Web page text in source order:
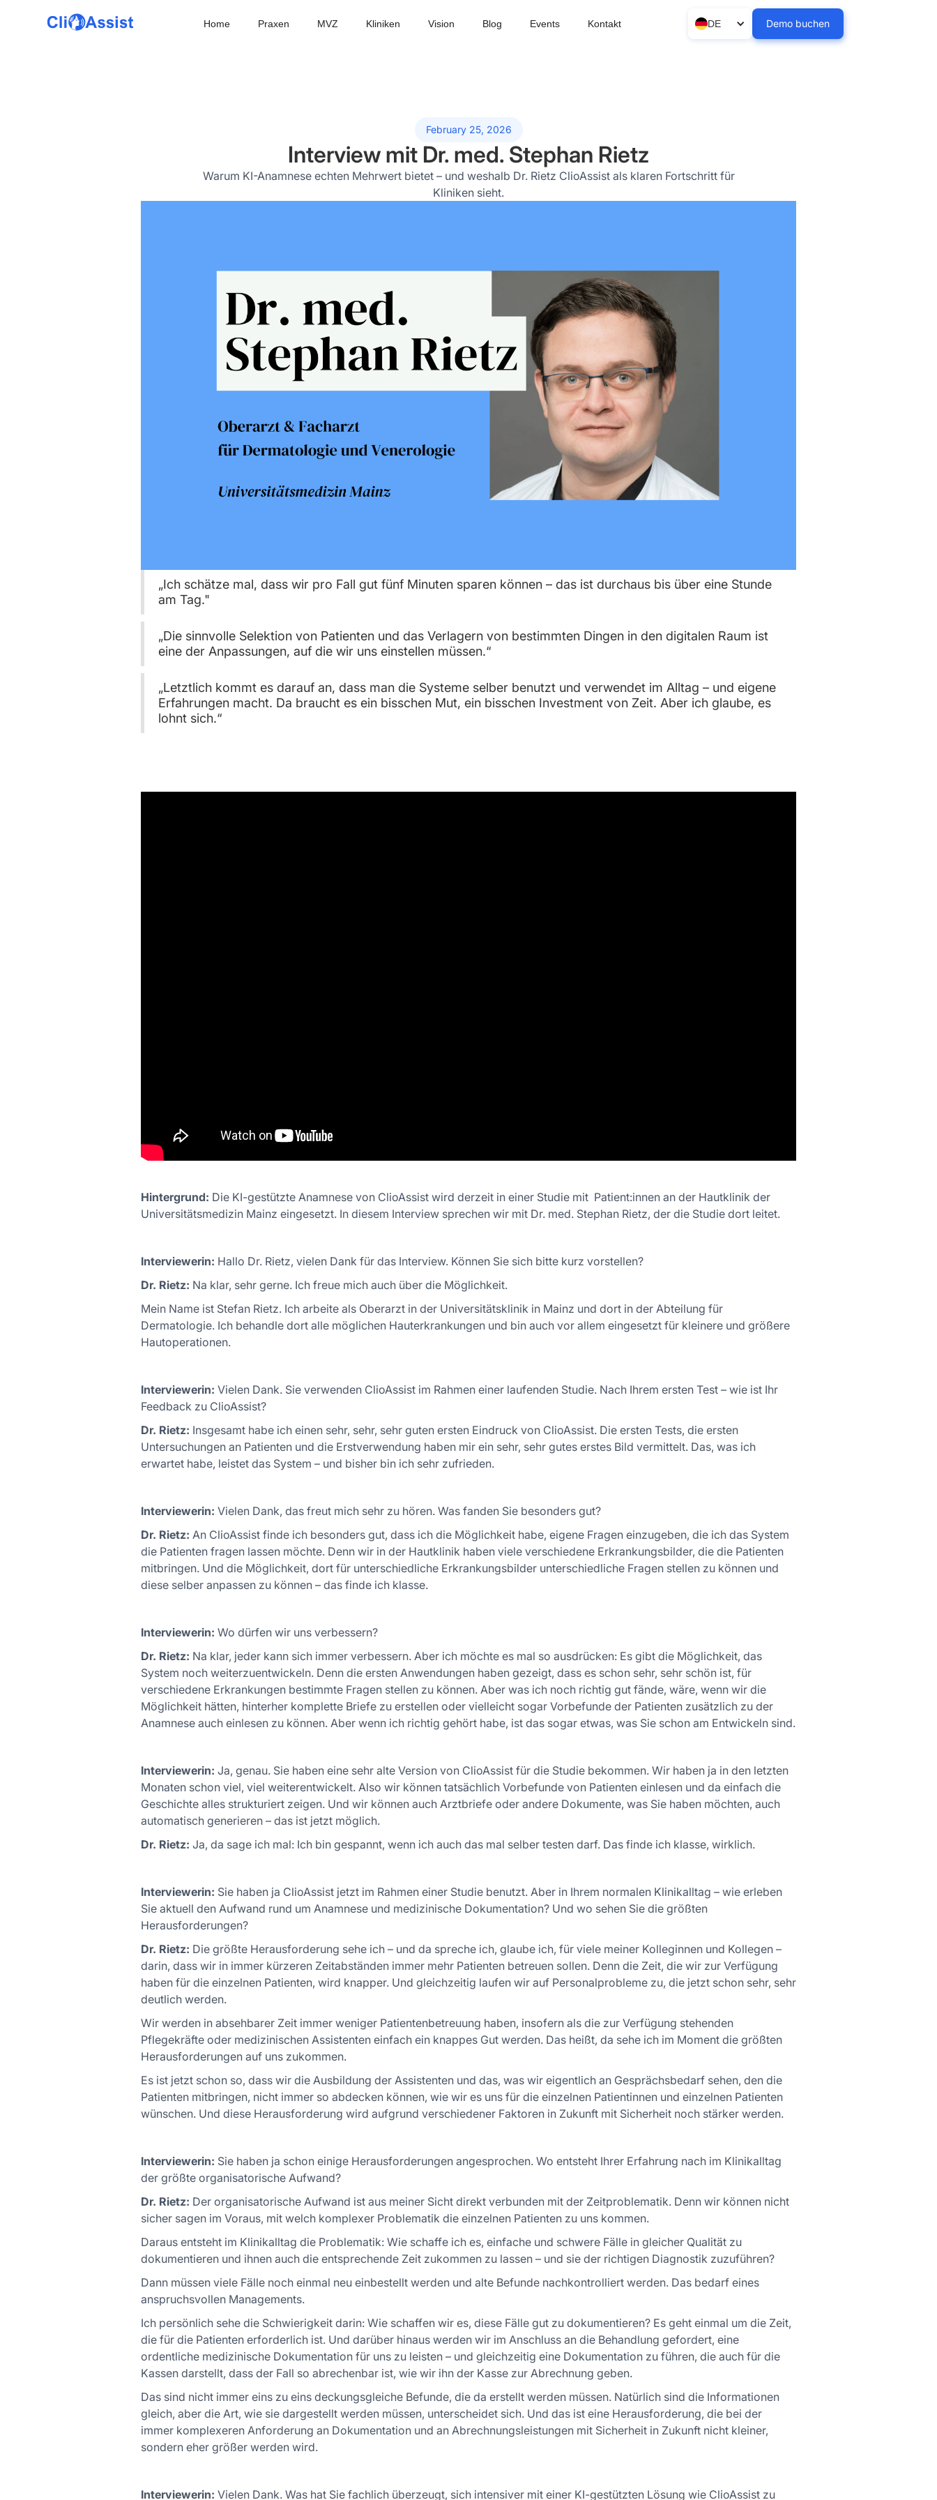
Home Praxen MVZ Kliniken Vision Blog Events Kontakt DE Demo buchen
February 25, 2026
Interview mit Dr. med. Stephan Rietz
Warum KI-Anamnese echten Mehrwert bietet – und weshalb Dr. Rietz ClioAssist als klaren Fortschritt für
Kliniken sieht.
„Ich schätze mal, dass wir pro Fall gut fünf Minuten sparen können – das ist durchaus bis über eine Stunde
am Tag."
„Die sinnvolle Selektion von Patienten und das Verlagern von bestimmten Dingen in den digitalen Raum ist
eine der Anpassungen, auf die wir uns einstellen müssen.“
„Letztlich kommt es darauf an, dass man die Systeme selber benutzt und verwendet im Alltag – und eigene
Erfahrungen macht. Da braucht es ein bisschen Mut, ein bisschen Investment von Zeit. Aber ich glaube, es
lohnt sich.“
Hintergrund: Die KI-gestützte Anamnese von ClioAssist wird derzeit in einer Studie mit Patient:innen an der Hautklinik der
Universitätsmedizin Mainz eingesetzt. In diesem Interview sprechen wir mit Dr. med. Stephan Rietz, der die Studie dort leitet.
Interviewerin: Hallo Dr. Rietz, vielen Dank für das Interview. Können Sie sich bitte kurz vorstellen?
Dr. Rietz: Na klar, sehr gerne. Ich freue mich auch über die Möglichkeit.
Mein Name ist Stefan Rietz. Ich arbeite als Oberarzt in der Universitätsklinik in Mainz und dort in der Abteilung für
Dermatologie. Ich behandle dort alle möglichen Hauterkrankungen und bin auch vor allem eingesetzt für kleinere und größere
Hautoperationen.
Interviewerin: Vielen Dank. Sie verwenden ClioAssist im Rahmen einer laufenden Studie. Nach Ihrem ersten Test – wie ist Ihr
Feedback zu ClioAssist?
Dr. Rietz: Insgesamt habe ich einen sehr, sehr, sehr guten ersten Eindruck von ClioAssist. Die ersten Tests, die ersten
Untersuchungen an Patienten und die Erstverwendung haben mir ein sehr, sehr gutes erstes Bild vermittelt. Das, was ich
erwartet habe, leistet das System – und bisher bin ich sehr zufrieden.
Interviewerin: Vielen Dank, das freut mich sehr zu hören. Was fanden Sie besonders gut?
Dr. Rietz: An ClioAssist finde ich besonders gut, dass ich die Möglichkeit habe, eigene Fragen einzugeben, die ich das System
die Patienten fragen lassen möchte. Denn wir in der Hautklinik haben viele verschiedene Erkrankungsbilder, die die Patienten
mitbringen. Und die Möglichkeit, dort für unterschiedliche Erkrankungsbilder unterschiedliche Fragen stellen zu können und
diese selber anpassen zu können – das finde ich klasse.
Interviewerin: Wo dürfen wir uns verbessern?
Dr. Rietz: Na klar, jeder kann sich immer verbessern. Aber ich möchte es mal so ausdrücken: Es gibt die Möglichkeit, das
System noch weiterzuentwickeln. Denn die ersten Anwendungen haben gezeigt, dass es schon sehr, sehr schön ist, für
verschiedene Erkrankungen bestimmte Fragen stellen zu können. Aber was ich noch richtig gut fände, wäre, wenn wir die
Möglichkeit hätten, hinterher komplette Briefe zu erstellen oder vielleicht sogar Vorbefunde der Patienten zusätzlich zu der
Anamnese auch einlesen zu können. Aber wenn ich richtig gehört habe, ist das sogar etwas, was Sie schon am Entwickeln sind.
Interviewerin: Ja, genau. Sie haben eine sehr alte Version von ClioAssist für die Studie bekommen. Wir haben ja in den letzten
Monaten schon viel, viel weiterentwickelt. Also wir können tatsächlich Vorbefunde von Patienten einlesen und da einfach die
Geschichte alles strukturiert zeigen. Und wir können auch Arztbriefe oder andere Dokumente, was Sie haben möchten, auch
automatisch generieren – das ist jetzt möglich.
Dr. Rietz: Ja, da sage ich mal: Ich bin gespannt, wenn ich auch das mal selber testen darf. Das finde ich klasse, wirklich.
Interviewerin: Sie haben ja ClioAssist jetzt im Rahmen einer Studie benutzt. Aber in Ihrem normalen Klinikalltag – wie erleben
Sie aktuell den Aufwand rund um Anamnese und medizinische Dokumentation? Und wo sehen Sie die größten
Herausforderungen?
Dr. Rietz: Die größte Herausforderung sehe ich – und da spreche ich, glaube ich, für viele meiner Kolleginnen und Kollegen –
darin, dass wir in immer kürzeren Zeitabständen immer mehr Patienten betreuen sollen. Denn die Zeit, die wir zur Verfügung
haben für die einzelnen Patienten, wird knapper. Und gleichzeitig laufen wir auf Personalprobleme zu, die jetzt schon sehr, sehr
deutlich werden.
Wir werden in absehbarer Zeit immer weniger Patientenbetreuung haben, insofern als die zur Verfügung stehenden
Pflegekräfte oder medizinischen Assistenten einfach ein knappes Gut werden. Das heißt, da sehe ich im Moment die größten
Herausforderungen auf uns zukommen.
Es ist jetzt schon so, dass wir die Ausbildung der Assistenten und das, was wir eigentlich an Gesprächsbedarf sehen, den die
Patienten mitbringen, nicht immer so abdecken können, wie wir es uns für die einzelnen Patientinnen und einzelnen Patienten
wünschen. Und diese Herausforderung wird aufgrund verschiedener Faktoren in Zukunft mit Sicherheit noch stärker werden.
Interviewerin: Sie haben ja schon einige Herausforderungen angesprochen. Wo entsteht Ihrer Erfahrung nach im Klinikalltag
der größte organisatorische Aufwand?
Dr. Rietz: Der organisatorische Aufwand ist aus meiner Sicht direkt verbunden mit der Zeitproblematik. Denn wir können nicht
sicher sagen im Voraus, mit welch komplexer Problematik die einzelnen Patienten zu uns kommen.
Daraus entsteht im Klinikalltag die Problematik: Wie schaffe ich es, einfache und schwere Fälle in gleicher Qualität zu
dokumentieren und ihnen auch die entsprechende Zeit zukommen zu lassen – und sie der richtigen Diagnostik zuzuführen?
Dann müssen viele Fälle noch einmal neu einbestellt werden und alte Befunde nachkontrolliert werden. Das bedarf eines
anspruchsvollen Managements.
Ich persönlich sehe die Schwierigkeit darin: Wie schaffen wir es, diese Fälle gut zu dokumentieren? Es geht einmal um die Zeit,
die für die Patienten erforderlich ist. Und darüber hinaus werden wir im Anschluss an die Behandlung gefordert, eine
ordentliche medizinische Dokumentation für uns zu leisten – und gleichzeitig eine Dokumentation zu führen, die auch für die
Kassen darstellt, dass der Fall so abrechenbar ist, wie wir ihn der Kasse zur Abrechnung geben.
Das sind nicht immer eins zu eins deckungsgleiche Befunde, die da erstellt werden müssen. Natürlich sind die Informationen
gleich, aber die Art, wie sie dargestellt werden müssen, unterscheidet sich. Und das ist eine Herausforderung, die bei der
immer komplexeren Anforderung an Dokumentation und an Abrechnungsleistungen mit Sicherheit in Zukunft nicht kleiner,
sondern eher größer werden wird.
Interviewerin: Vielen Dank. Was hat Sie fachlich überzeugt, sich intensiver mit einer KI-gestützten Lösung wie ClioAssist zu